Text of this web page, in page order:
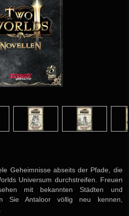
Geheimnisse abseits der Pfade, die
Universum durchstreifen. Freuen
mit bekannten Städten und
Sie Antaloor völlig neu kennen,